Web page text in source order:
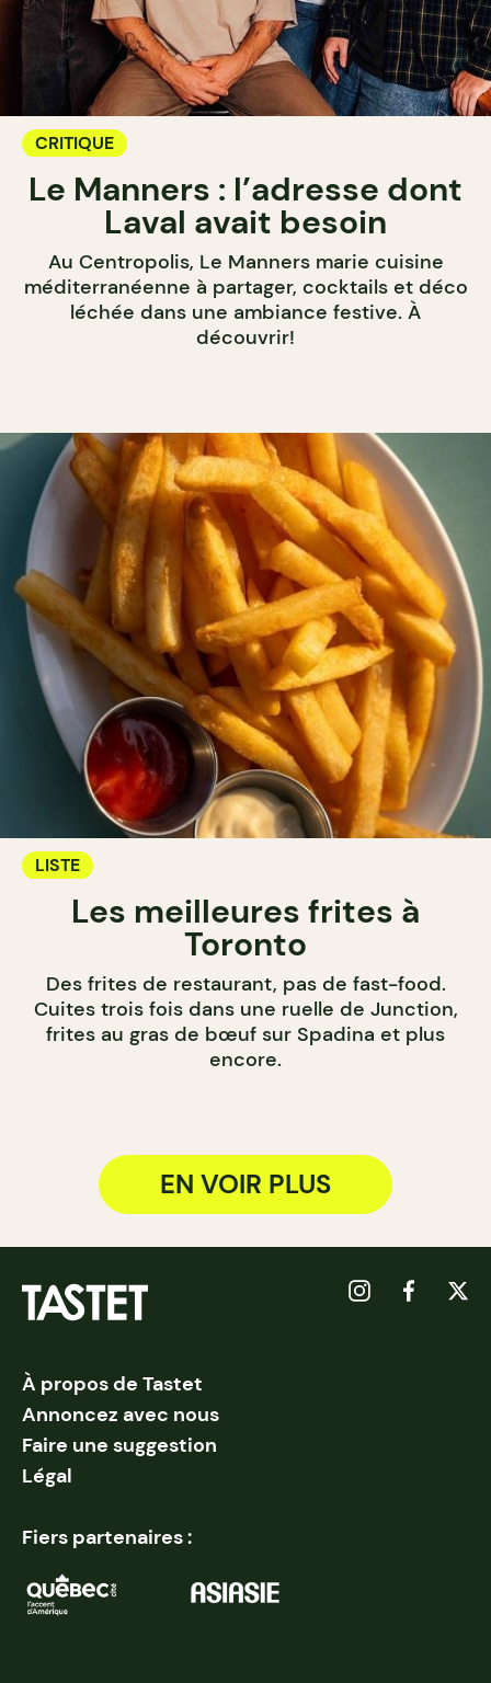
CRITIQUE
Le Manners : l’adresse dont
Laval avait besoin
Au Centropolis, Le Manners marie cuisine
méditerranéenne à partager, cocktails et déco
léchée dans une ambiance festive. À
découvrir!
LISTE
Les meilleures frites à
Toronto
Des frites de restaurant, pas de fast-food.
Cuites trois fois dans une ruelle de Junction,
frites au gras de bœuf sur Spadina et plus
encore.
EN VOIR PLUS
À propos de Tastet
Annoncez avec nous
Faire une suggestion
Légal
Fiers partenaires :